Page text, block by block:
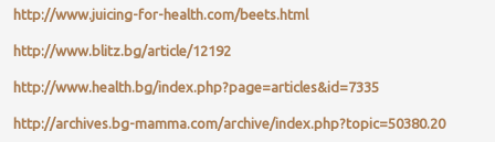
http://www.juicing-for-health.com/beets.html
http://www.blitz.bg/article/12192
http://www.health.bg/index.php?page=articles&id=7335
http://archives.bg-mamma.com/archive/index.php?topic=50380.20